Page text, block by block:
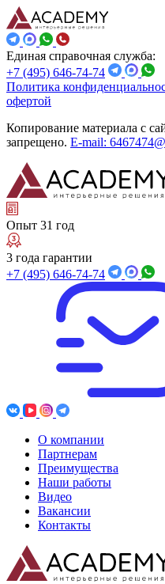
Единая справочная служба:
+7 (495) 646-74-74
Политика
офертой
Копирование материала с
запрещено. E-mail:
Опыт 31 год
3 года гарантии
+7 (495) 646-74-74
О компании
Партнерам
Преимущества
Наши работы
Видео
Вакансии
Контакты